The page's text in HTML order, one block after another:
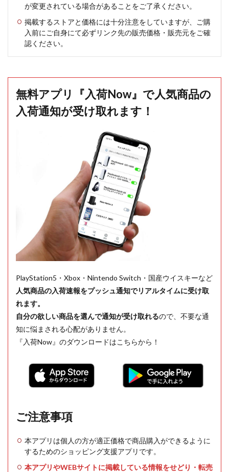
が変更されている場合があることをご了承ください。
掲載するストアと価格には十分注意をしていますが、ご購
入前にご自身にて必ずリンク先の販売価格・販売元をご確
認ください。
無料アプリ『入荷Now』で人気商品の
入荷通知が受け取れます！
PlayStation5・Xbox・Nintendo Switch・国産ウイスキーなど
人気商品の入荷速報をプッシュ通知でリアルタイムに受け取
れます。
自分の欲しい商品を選んで通知が受け取れるので、不要な通
知に悩まされる心配がありません。
『入荷Now』のダウンロードはこちらから！
ご注意事項
本アプリは個人の方が適正価格で商品購入ができるように
するためのショッピング支援アプリです。
本アプリやWEBサイトに掲載している情報をせどり・転売